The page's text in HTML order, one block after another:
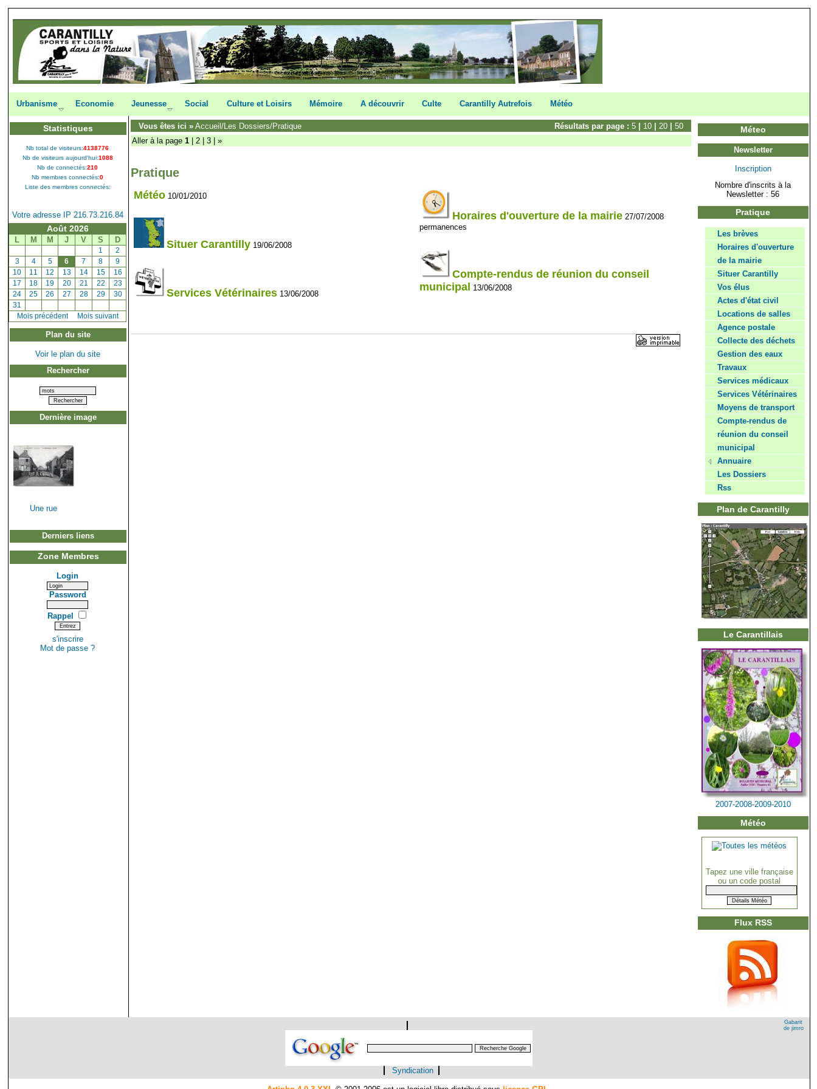
Urbanisme Economie Jeunesse Social Culture et Loisirs Mémoire A découvrir Culte Carantilly Autrefois Météo
Statistiques
Nb total de visiteurs:4138776
Nb de visiteurs aujourd'hui:1088
Nb de connectés:210
Nb membres connectés:0
Liste des membres connectés:
Votre adresse IP 216.73.216.84
Août 2026
L M M J V S D
[1 [2
[3] [4] [5] [6 [7 [8 [9
[10 [11 [12 [13] [14] [15] [16
[17 [18 [19 [20] [21 [22 [23]
[24 [25 [26 [27 [28] [29] [30]
[31
[Mois précédent] Mois suivant
Plan du site
Voir le plan du site
Rechercher
Dernière image
Une rue
Derniers liens
Zone Membres
Login
Password
Rappel
s'inscrire
Mot de passe ?
Méteo
Newsletter
Inscription
Nombre d'inscrits à la
Newsletter : 56
Pratique
Les brèves
Horaires d'ouverture
de la mairie
Situer Carantilly
Vos élus
Actes d'état civil
Locations de salles
Agence postale
Collecte des déchets
Gestion des eaux
Travaux
Services médicaux
Services Vétérinaires
Moyens de transport
Compte-rendus de
réunion du conseil
municipal
Annuaire
Les Dossiers
Rss
Plan de Carantilly
Le Carantillais
2007-2008-2009-2010
Météo
Tapez une ville française
ou un code postal
Flux RSS
Vous êtes ici » Accueil/Les Dossiers/Pratique Résultats par page :5 | 10 | 20 |50
Aller à la page1 |2 |3 |»
Pratique
Météo 10/01/2010
Situer Carantilly 19/06/2008
Services Vétérinaires 13/06/2008
Horaires d'ouverture de la mairie 27/07/2008
permanences
Compte-rendus de réunion du conseil
municipal 13/06/2008
Syndication
Gabarit
de jimro